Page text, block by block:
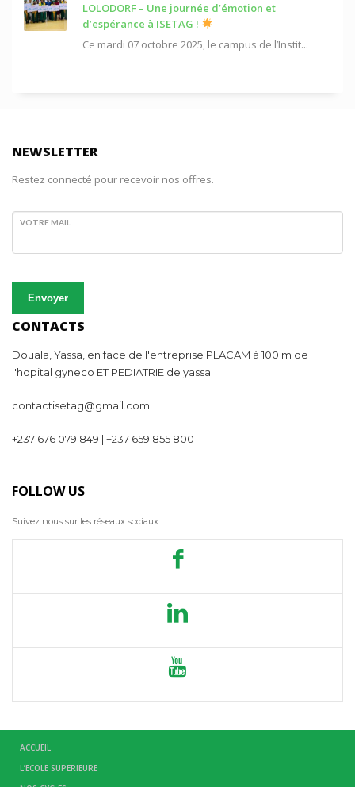
LOLODORF – Une journée d’émotion et
d’espérance à ISETAG !
Ce mardi 07 octobre 2025, le campus de l’Instit...
NEWSLETTER
Restez connecté pour recevoir nos offres.
VOTRE MAIL
Envoyer
CONTACTS
Douala, Yassa, en face de l'entreprise PLACAM à 100 m de
l'hopital gyneco ET PEDIATRIE de yassa
contactisetag@gmail.com
+237 676 079 849 | +237 659 855 800
FOLLOW US
Suivez nous sur les réseaux sociaux
ACCUEIL
L’ECOLE SUPERIEURE